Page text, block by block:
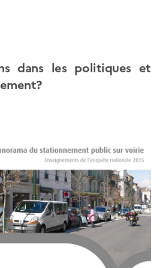
dans les politiques et